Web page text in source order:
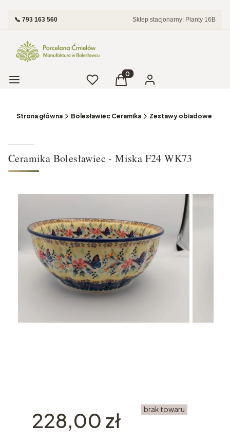
📞 793 163 560 Sklep stacjonarny: Planty 16B
Menu UlubioneProdukty w koszyku: 0.
Koszyk Zaloguj się
Strona główna Bolesławiec Ceramika Zestawy obiadowe i
Ceramika Bolesławiec - Miska F24 WK73
Cena
228,00 zł brak towaru